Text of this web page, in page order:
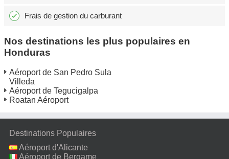
Frais de gestion du carburant
Nos destinations les plus populaires en
Honduras
Aéroport de San Pedro Sula
Villeda
Aéroport de Tegucigalpa
Roatan Aéroport
Destinations Populaires
Aéroport d'Alicante
Aéroport de Bergame